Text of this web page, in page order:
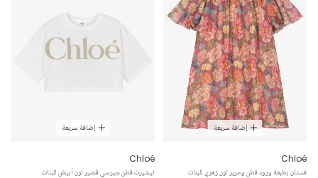
إضافة سريعة
Chloé
فستان بطبعة ورود قطن وحرير لون زهري للبنات
إضافة سريعة
Chloé
تيشيرت قطن جيرسي قصير لون أبيض للبنات